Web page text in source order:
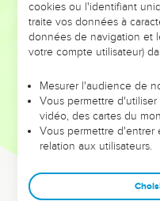
Ils laissèrent là leurs
brûlât.
Cependant les Philistins
Et David consulta
monteras pas après eux ;
contre eux vis-à-vis des
15
mûriers, alors tu sortiras
devant toi pour frapper le
cookies ou l'identifiant
traite vos données à
données de navigation et
votre compte utilisateur)
Mesurer l'audience de
Vous permettre
vidéo, des cartes du
Vous permettre d'entrer
relation aux utilisateurs.